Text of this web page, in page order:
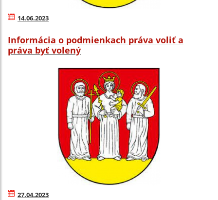
14.06.2023
Informácia o podmienkach práva voliť a
práva byť volený
27.04.2023